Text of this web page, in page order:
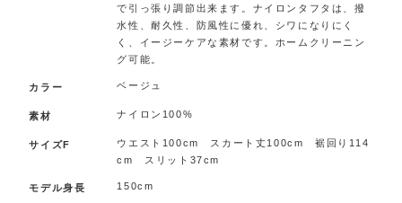
で引っ張り調節出来ます。ナイロンタフタは、撥
水性、耐久性、防風性に優れ、シワになりにく
く、イージーケアな素材です。ホームクリーニン
グ可能。
カラー ベージュ
素材 ナイロン100%
サイズF
ウエスト100cm スカート丈100cm 裾回り114
cm スリット37cm
モデル身長 150cm